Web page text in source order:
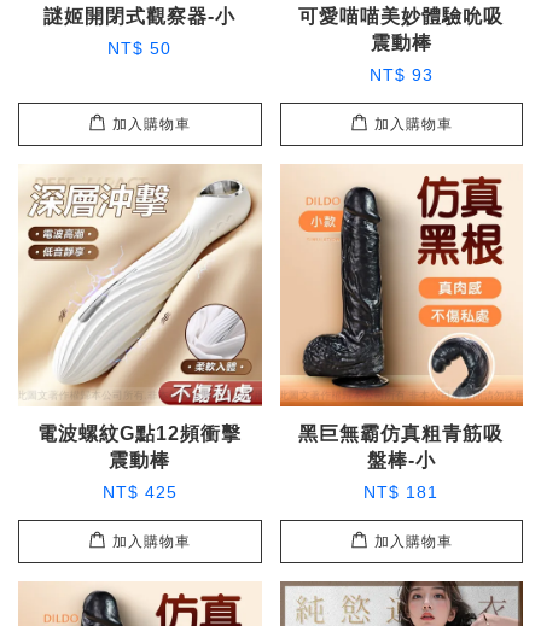
謎姬開閉式觀察器-小
NT$ 50
加入購物車
可愛喵喵美妙體驗吮吸
震動棒
NT$ 93
加入購物車
電波螺紋G點12頻衝擊
震動棒
NT$ 425
加入購物車
黑巨無霸仿真粗青筋吸
盤棒-小
NT$ 181
加入購物車